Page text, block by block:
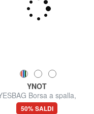
YNOT
Borsa a spalla,
grandezza regolabile
50% SALDI